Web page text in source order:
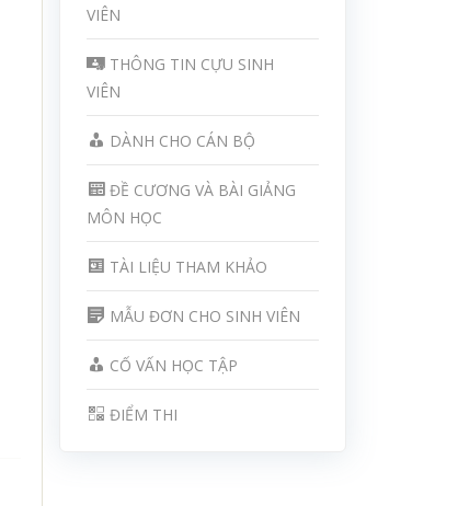
VIÊN
THÔNG TIN CỰU SINH
VIÊN
DÀNH CHO CÁN BỘ
ĐỀ CƯƠNG VÀ BÀI GIẢNG
MÔN HỌC
TÀI LIỆU THAM KHẢO
MẪU ĐƠN CHO SINH VIÊN
CỐ VẤN HỌC TẬP
ĐIỂM THI